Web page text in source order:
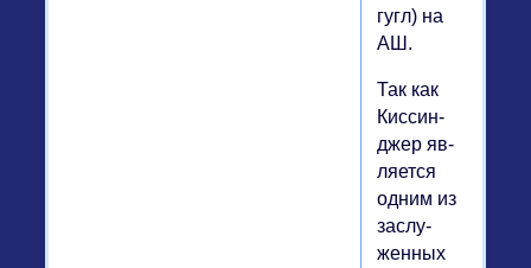
гугл) на
АШ.
Так как
Кис­син­
джер яв­
ля­ет­ся
одним из
за­слу­
жен­ных